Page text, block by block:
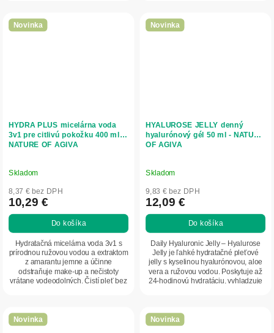
Novinka
HYDRA PLUS micelárna voda
3v1 pre citlivú pokožku 400 ml -
NATURE OF AGIVA
Skladom
8,37 € bez DPH
10,29 €
Do košíka
Hydratačná micelárna voda 3v1 s
prírodnou ružovou vodou a extraktom
z amarantu jemne a účinne
odstraňuje make-up a nečistoty
vrátane vodeodolných. Čistí pleť bez
Novinka
HYALUROSE JELLY denný
hyalurónový gél 50 ml - NATURE
OF AGIVA
Skladom
9,83 € bez DPH
12,09 €
Do košíka
Daily Hyaluronic Jelly – Hyalurose
Jelly je ľahké hydratačné pleťové
jelly s kyselinou hyalurónovou, aloe
vera a ružovou vodou. Poskytuje až
24-hodinovú hydratáciu, vyhladzuje
Novinka Novinka